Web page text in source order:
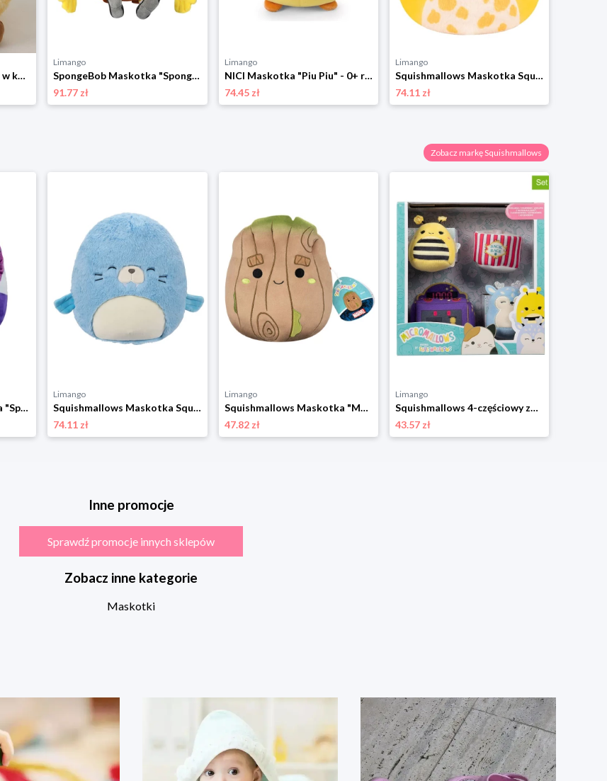
Boltze Maskotka "Piney" w kolorze żółtym - 0+ rozmiar: onesize
Limango
SpongeBob Maskotka "SpongeBob" - 0+ rozmiar: onesize
91.77 zł
Limango
NICI Maskotka "Piu Piu" - 0+ rozmiar: onesize
74.45 zł
Limango
Squishmallows Maskotka Squishmallows "Miel" - 3+ rozmiar: onesize
74.11 zł
Zobacz markę Squishmallows
Squishmallows Maskotka "Spidey and His Amazing Friends" - 3+ (produkt niespodzianka) rozmiar: onesize
Limango
Squishmallows Maskotka Squishmallows "Harvey" - 3+ rozmiar: onesize
74.11 zł
Limango
Squishmallows Maskotka "Marvel - Groot" - 3+ rozmiar: onesize
47.82 zł
Limango
Squishmallows 4-częściowy zestaw Micromallows w różnych kolorach - 6+ rozmiar: onesize
43.57 zł
Inne promocje
Sprawdź promocje innych sklepów
Zobacz inne kategorie
Maskotki